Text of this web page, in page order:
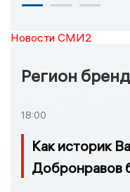
Новости СМИ2
Регион бренд
18:00
Как историк
Добронравов